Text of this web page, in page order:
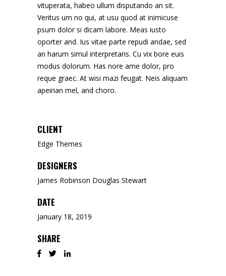
vituperata, habeo ullum disputando an sit.
Veritus um no qui, at usu quod at inimicuse
psum dolor si dicam labore. Meas iusto
oporter and. Ius vitae parte repudi andae, sed
an harum simul interpretaris. Cu vix bore euis
modus dolorum. Has nore ame dolor, pro
reque graec. At wisi mazi feugat. Neis aliquam
apeirian mel, and choro.
CLIENT
Edge Themes
DESIGNERS
James Robinson Douglas Stewart
DATE
January 18, 2019
SHARE